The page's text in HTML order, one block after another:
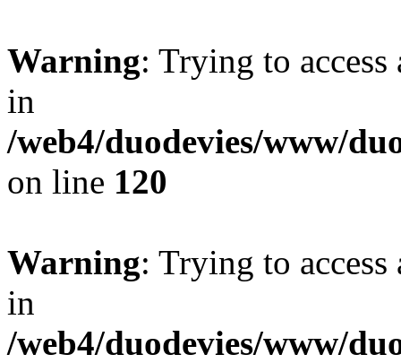
Warning: Trying to
in
/web4/duodevies/www/
on line 120
Warning: Trying to
in
/web4/duodevies/www/